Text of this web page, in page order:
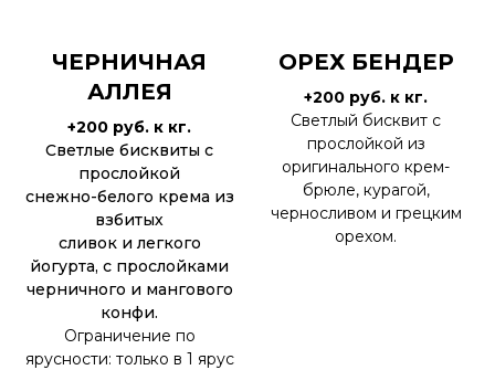
ЧЕРНИЧНАЯ
АЛЛЕЯ
+200 руб. к кг.
Светлые бисквиты с
прослойкой
снежно-белого крема из
взбитых
сливок и легкого
йогурта, с прослойками
черничного и мангового
конфи.
Ограничение по
ярусности: только в 1 ярус
ОРЕХ БЕНДЕР
+200 руб. к кг.
Светлый бисквит с
прослойкой из
оригинального крем-
брюле, курагой,
черносливом и грецким
орехом.